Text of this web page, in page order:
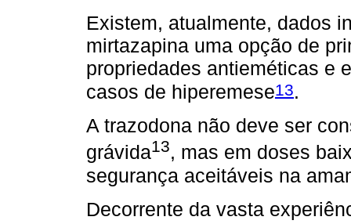
Existem, atualmente, dados
mirtazapina uma opção de
propriedades antieméticas e
casos de hiperemese13.
A trazodona não deve ser
grávida13, mas em doses
segurança aceitáveis na
Decorrente da vasta